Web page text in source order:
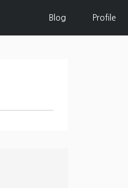
Blog Profile